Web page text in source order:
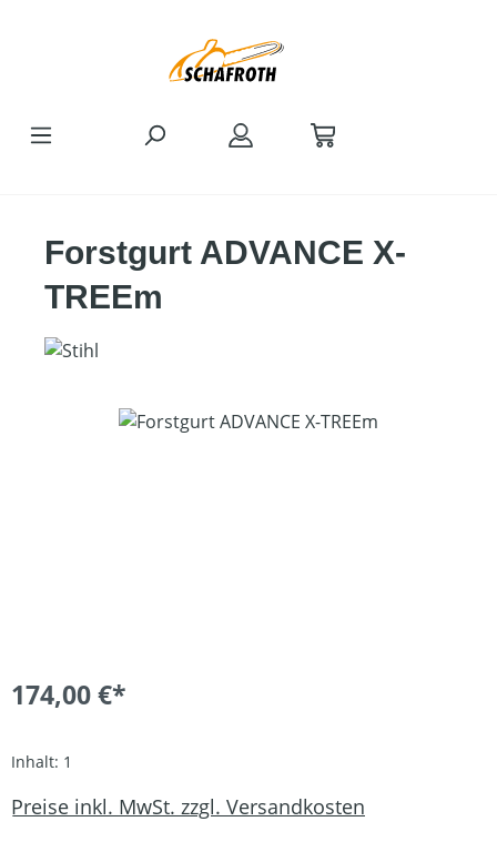
Forstgurt ADVANCE X-
TREEm
Bildergalerie überspringen
174,00 €*
Inhalt: 1
Preise inkl. MwSt. zzgl. Versandkosten